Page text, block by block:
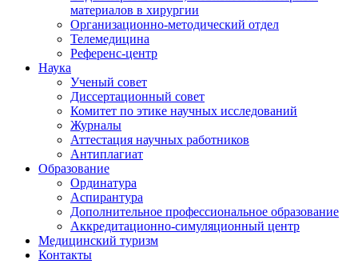
материалов в хирургии
Организационно-методический отдел
Телемедицина
Референс-центр
Наука
Ученый совет
Диссертационный совет
Комитет по этике научных исследований
Журналы
Аттестация научных работников
Антиплагиат
Образование
Ординатура
Аспирантура
Дополнительное профессиональное образование
Аккредитационно-симуляционный центр
Медицинский туризм
Контакты